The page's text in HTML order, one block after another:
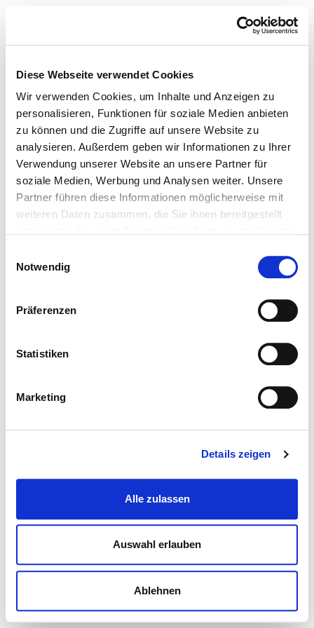
Diese Webseite verwendet Cookies
Wir verwenden Cookies, um Inhalte und Anzeigen zu
personalisieren, Funktionen für soziale Medien anbieten
zu können und die Zugriffe auf unsere Website zu
analysieren. Außerdem geben wir Informationen zu Ihrer
Verwendung unserer Website an unsere Partner für
soziale Medien, Werbung und Analysen weiter. Unsere
Partner führen diese Informationen möglicherweise mit
weiteren Daten zusammen, die Sie ihnen bereitgestellt
Notwendig
Präferenzen
Statistiken
Marketing
Details zeigen
Alle zulassen
Auswahl erlauben
Ablehnen